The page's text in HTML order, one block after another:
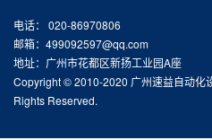
电话： 020-86970806
邮箱：499092597@qq.com
地址：广州市花都区新扬工业园A座
Copyright © 2010-2020 广州速益自动化
Rights Reserved.